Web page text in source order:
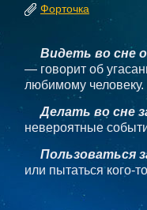
Форточка
Видеть во сне
— говорит об
любимому человеку.
Делать во сне
невероятные
Пользоваться
или пытаться кого-